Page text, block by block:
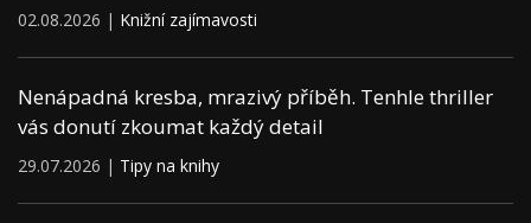
02.08.2026 | Knižní zajímavosti
Nenápadná kresba, mrazivý příběh. Tenhle thriller
vás donutí zkoumat každý detail
29.07.2026 | Tipy na knihy